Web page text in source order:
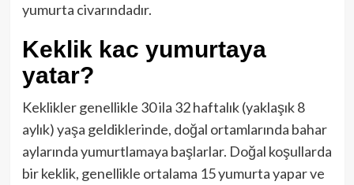
yumurta civarındadır.
Keklik kac yumurtaya
yatar?
Keklikler genellikle 30 ila 32 haftalık (yaklaşık 8
aylık) yaşa geldiklerinde, doğal ortamlarında bahar
aylarında yumurtlamaya başlarlar. Doğal koşullarda
bir keklik, genellikle ortalama 15 yumurta yapar ve